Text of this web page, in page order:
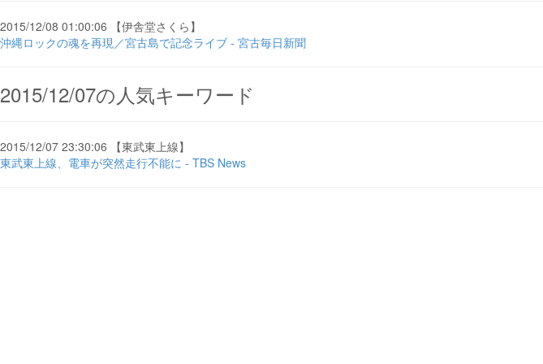
2015/12/08 01:00:06 【伊舎堂さくら】
沖縄ロックの魂を再現／宮古島で記念ライブ - 宮古毎日新聞
2015/12/07の人気キーワード
2015/12/07 23:30:06 【東武東上線】
東武東上線、電車が突然走行不能に - TBS News